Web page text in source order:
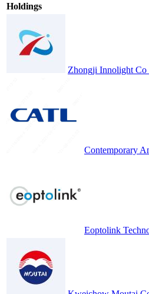
Holdings
Zhongji Innolight Co
Contemporary
Eoptolink